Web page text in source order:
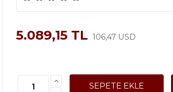
5.089,15 TL 106,47 USD